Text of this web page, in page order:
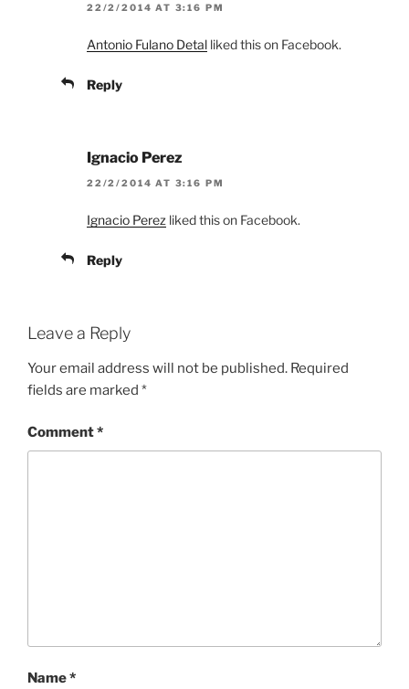
22/2/2014 AT 3:16 PM
Antonio Fulano Detal liked this on Facebook.
Reply
Ignacio Perez
22/2/2014 AT 3:16 PM
Ignacio Perez liked this on Facebook.
Reply
Leave a Reply
Your email address will not be published. Required
fields are marked *
Comment*
Name*